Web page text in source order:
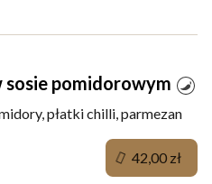
sosie pomidorowym
płatki chilli, parmezan